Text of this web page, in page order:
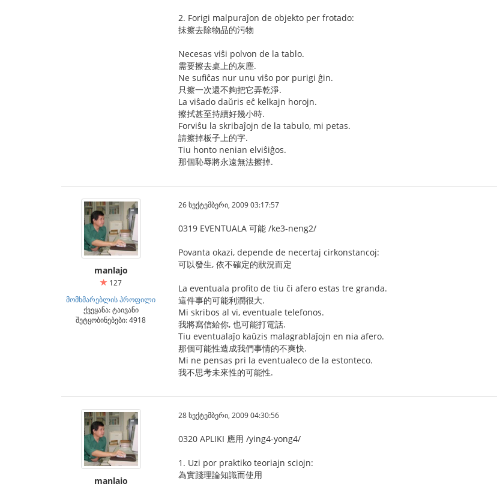
2. Forigi malpuraĵon de objekto per frotado:
抺擦去除物品的污物
Necesas viŝi polvon de la tablo.
需要擦去桌上的灰塵.
Ne sufiĉas nur unu viŝo por purigi ĝin.
只擦一次還不夠把它弄乾淨.
La viŝado daŭris eĉ kelkajn horojn.
擦拭甚至持續好幾小時.
Forviŝu la skribaĵojn de la tabulo, mi petas.
請擦掉板子上的字.
Tiu honto nenian elviŝiĝos.
那個恥辱將永遠無法擦掉.
manlajo
127
მომხმარებლის პროფილი
ქვეყანა: ტაივანი
შეტყობინებები: 4918
26 სექტემბერი, 2009 03:17:57
0319 EVENTUALA 可能 /ke3-neng2/
Povanta okazi, depende de necertaj cirkonstancoj:
可以發生, 依不確定的狀況而定
La eventuala profito de tiu ĉi afero estas tre granda.
這件事的可能利潤很大.
Mi skribos al vi, eventuale telefonos.
我將寫信給你, 也可能打電話.
Tiu eventualaĵo kaŭzis malagrablaĵojn en nia afero.
那個可能性造成我們事情的不爽快.
Mi ne pensas pri la eventualeco de la estonteco.
我不思考未來性的可能性.
manlajo
28 სექტემბერი, 2009 04:30:56
0320 APLIKI 應用 /ying4-yong4/
1. Uzi por praktiko teoriajn sciojn:
為實踐理論知識而使用